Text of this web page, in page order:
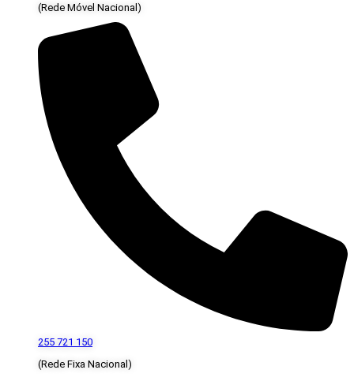
(Rede Móvel Nacional)
255 721 150
(Rede Fixa Nacional)